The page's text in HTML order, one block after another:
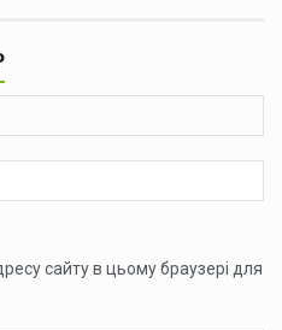
сайту в цьому браузері для